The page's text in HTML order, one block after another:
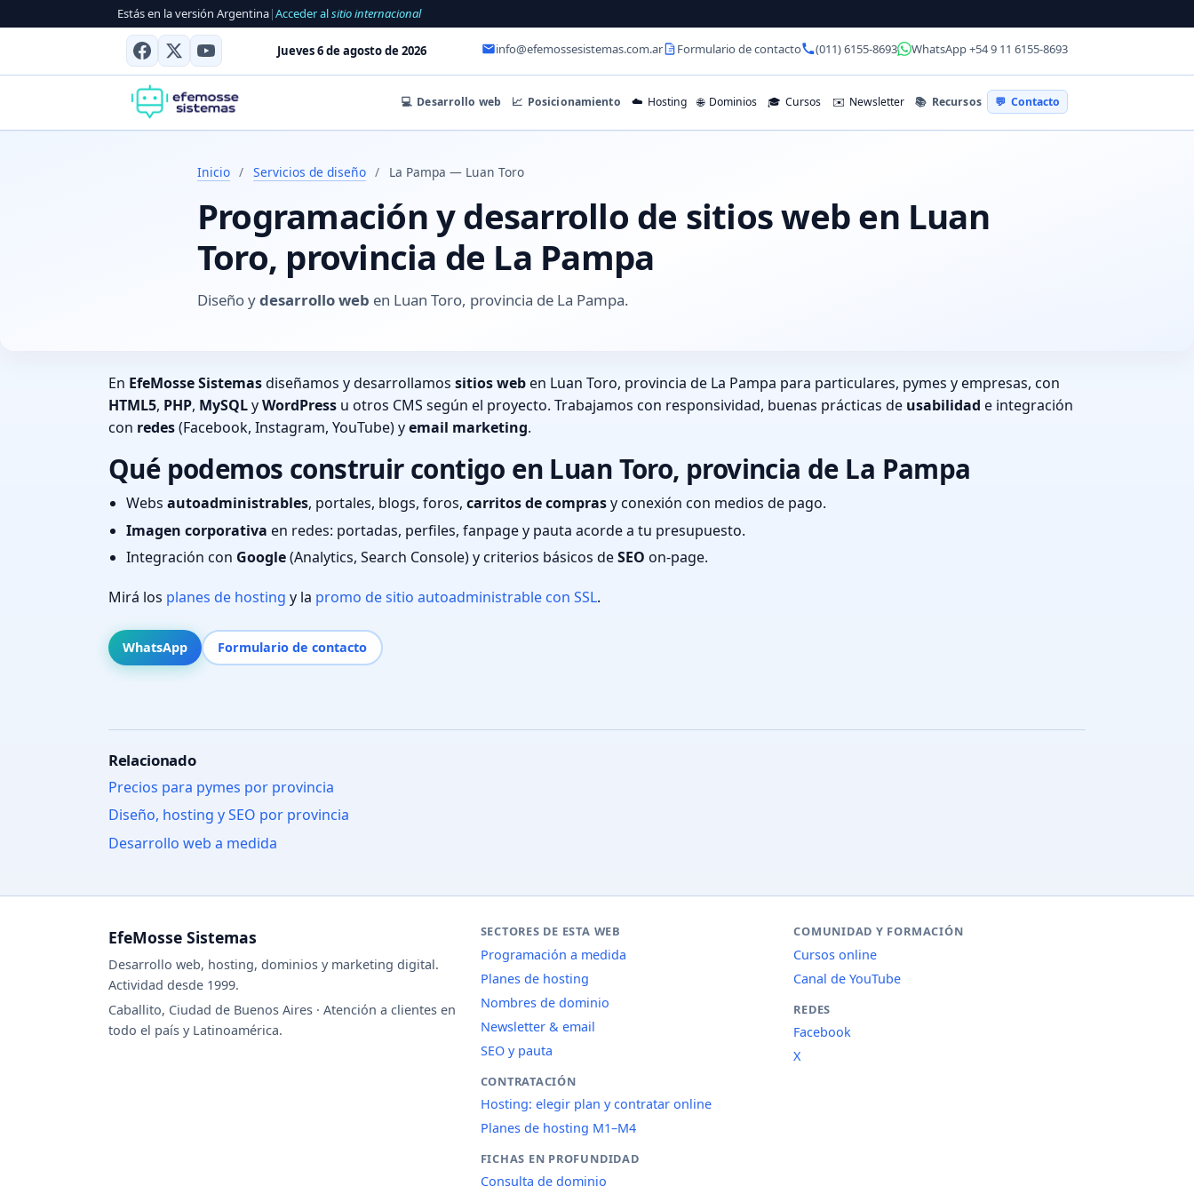
Estás en la versión Argentina|Acceder alsitio internacional
Jueves 6 de agosto de 2026 info@efemossesistemas.com.ar Formulario de contacto (011) 6155-8693 WhatsApp +54 9 11 6155-8693
💻 Desarrollo web 📈 Posicionamiento ☁️ Hosting 🌐 Dominios 🎓 Cursos ✉️ Newsletter 📚 Recursos 💬 Contacto
Inicio / Servicios de diseño / La Pampa — Luan Toro
Programación y desarrollo de sitios web en Luan
Toro, provincia de La Pampa
Diseño ydesarrollo web en Luan Toro, provincia de La Pampa.
En EfeMosse Sistemasdiseñamos y desarrollamos sitios weben Luan Toro, provincia de La Pampa para particulares, pymes y empresas, con
HTML5, PHP, MySQLyWordPress u otros CMS según el proyecto. Trabajamos con responsividad, buenas prácticas de usabilidad e integración
con redes(Facebook, Instagram, YouTube) yemail marketing.
Qué podemos construir contigo en Luan Toro, provincia de La Pampa
Webs autoadministrables, portales, blogs, foros, carritos de comprasy conexión con medios de pago.
Imagen corporativa en redes: portadas, perfiles, fanpage y pauta acorde a tu presupuesto.
Integración con Google(Analytics, Search Console) y criterios básicos deSEO on-page.
Mirá los planes de hosting y la promo de sitio autoadministrable con SSL.
WhatsApp Formulario de contacto
Relacionado
Precios para pymes por provincia
Diseño, hosting y SEO por provincia
Desarrollo web a medida
EfeMosse Sistemas
Desarrollo web, hosting, dominios y marketing digital.
Actividad desde 1999.
Caballito, Ciudad de Buenos Aires · Atención a clientes en
todo el país y Latinoamérica.
SECTORES DE ESTA WEB
Programación a medida
Planes de hosting
Nombres de dominio
Newsletter & email
SEO y pauta
CONTRATACIÓN
Hosting: elegir plan y contratar online
Planes de hosting M1–M4
FICHAS EN PROFUNDIDAD
Consulta de dominio
COMUNIDAD Y FORMACIÓN
Cursos online
Canal de YouTube
REDES
Facebook
X